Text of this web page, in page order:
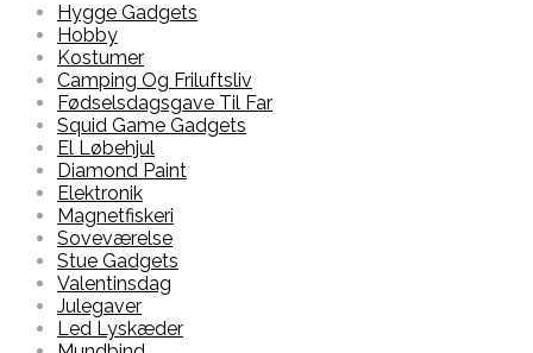
Hygge Gadgets
Hobby
Kostumer
Camping Og Friluftsliv
Fødselsdagsgave Til Far
Squid Game Gadgets
El Løbehjul
Diamond Paint
Elektronik
Magnetfiskeri
Soveværelse
Stue Gadgets
Valentinsdag
Julegaver
Led Lyskæder